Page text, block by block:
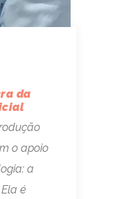
da
o apoio
a
é